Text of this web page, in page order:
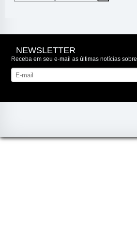
NEWSLETTER
Receba em seu e-mail as últimas notícias